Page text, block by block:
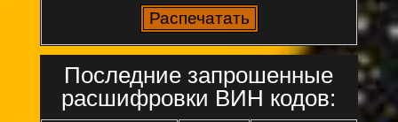
Последние запрошенные
расшифровки ВИН кодов: